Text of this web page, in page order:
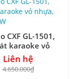
CXF GL-1501,
karaoke vỏ
max 400W
Liên hệ
4.650.000₫